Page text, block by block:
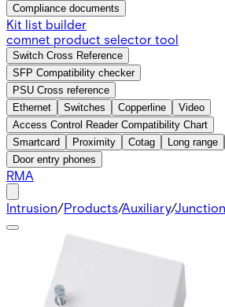
Compliance documents
Kit list builder
comnet product selector tool
Switch Cross Reference
SFP Compatibility checker
PSU Cross reference
Ethernet
Switches Copperline
Video
Access Control Reader Compatibility Chart
Smartcard
Proximity Cotag Long range
Door entry phones
RMA
Intrusion/Products/Auxiliary/